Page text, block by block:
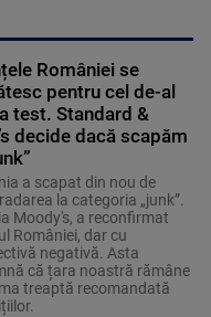
României se
pentru cel de-al
test. Standard &
decide dacă scapăm
a scapat din nou de
la categoria „junk”.
Moody's, a reconfirmat
României, dar cu
negativă. Asta
că țara noastră rămâne
treaptă recomandată